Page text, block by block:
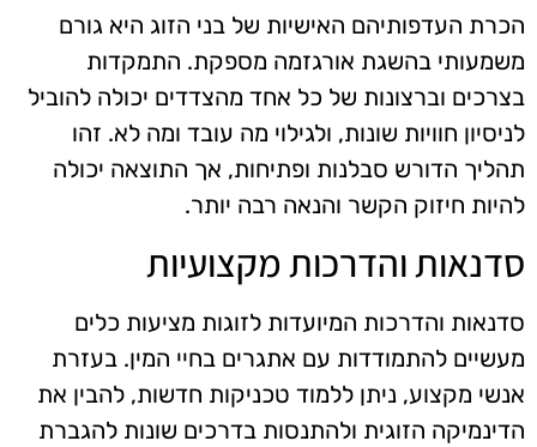
הכרת העדפותיהם האישיות של בני הזוג היא גורם
משמעותי בהשגת אורגזמה מספקת. התמקדות
בצרכים וברצונות של כל אחד מהצדדים יכולה להוביל
לניסיון חוויות שונות, ולגילוי מה עובד ומה לא. זהו
תהליך הדורש סבלנות ופתיחות, אך התוצאה יכולה
להיות חיזוק הקשר והנאה רבה יותר.
סדנאות והדרכות מקצועיות
סדנאות והדרכות המיועדות לזוגות מציעות כלים
מעשיים להתמודדות עם אתגרים בחיי המין. בעזרת
אנשי מקצוע, ניתן ללמוד טכניקות חדשות, להבין את
הדינמיקה הזוגית ולהתנסות בדרכים שונות להגברת